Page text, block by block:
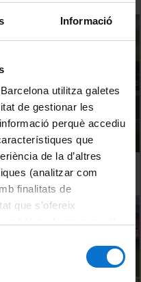
Informació
utilitza galetes
de gestionar les
perquè accediu
que
de la d’altres
(analitzar com
finalitats de
que s’ofereix
lloc web de la